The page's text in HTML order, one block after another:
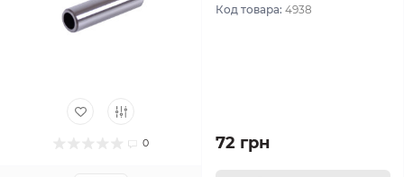
0
Код товара: 4938
72 грн